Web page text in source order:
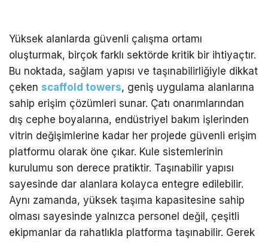
Yüksek alanlarda güvenli çalışma ortamı
oluşturmak, birçok farklı sektörde kritik bir ihtiyaçtır.
Bu noktada, sağlam yapısı ve taşınabilirliğiyle dikkat
çeken scaffold towers, geniş uygulama alanlarına
sahip erişim çözümleri sunar. Çatı onarımlarından
dış cephe boyalarına, endüstriyel bakım işlerinden
vitrin değişimlerine kadar her projede güvenli erişim
platformu olarak öne çıkar. Kule sistemlerinin
kurulumu son derece pratiktir. Taşınabilir yapısı
sayesinde dar alanlara kolayca entegre edilebilir.
Aynı zamanda, yüksek taşıma kapasitesine sahip
olması sayesinde yalnızca personel değil, çeşitli
ekipmanlar da rahatlıkla platforma taşınabilir. Gerek